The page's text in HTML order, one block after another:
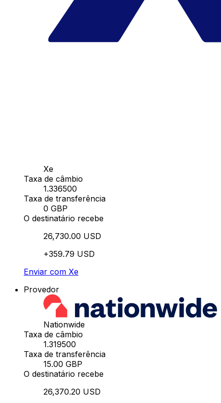
Xe
Taxa de câmbio
1.336500
Taxa de transferência
0 GBP
O destinatário recebe
26,730.00 USD
+359.79 USD
Enviar com Xe
Provedor
Nationwide
Taxa de câmbio
1.319500
Taxa de transferência
15.00 GBP
O destinatário recebe
26,370.20 USD